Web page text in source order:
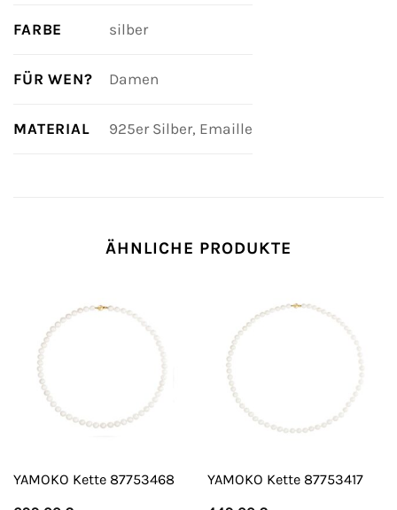
FARBE silber
FÜR WEN? Damen
MATERIAL 925er Silber, Emaille
ÄHNLICHE PRODUKTE
YAMOKO Kette 87753468
YAMOKO Kette 87753417